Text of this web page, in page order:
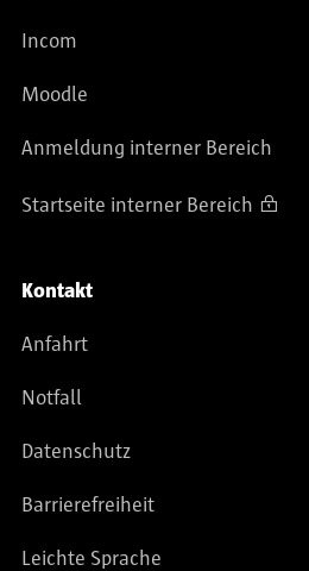
Incom
Moodle
Anmeldung interner Bereich
Startseite interner Bereich
Kontakt
Anfahrt
Notfall
Datenschutz
Barrierefreiheit
Leichte Sprache